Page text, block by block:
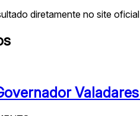
diretamente no site